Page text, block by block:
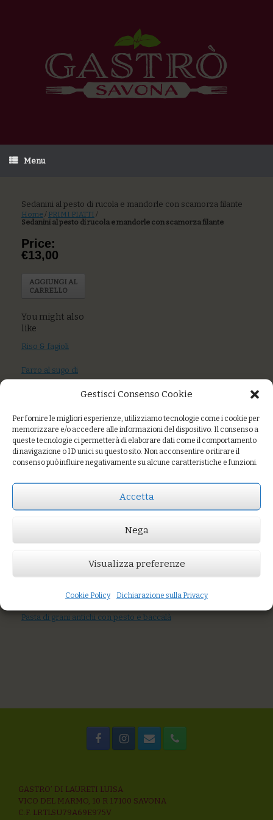
Gestisci Consenso Cookie
Per fornire le migliori esperienze, utilizziamo tecnologie come i cookie per
memorizzare e/o accedere alle informazioni del dispositivo. Il consenso a
queste tecnologie ci permetterà di elaborare dati come il comportamento
di navigazione o ID unici su questo sito. Non acconsentire o ritirare il
consenso può influire negativamente su alcune caratteristiche e funzioni.
Accetta
Nega
Visualizza preferenze
Cookie Policy Dichiarazione sulla Privacy
Menu
Sedanini al pesto di rucola e mandorle con scamorza filante
Home / PRIMI PIATTI /
Sedanini al pesto di rucola e mandorle con scamorza filante
Pasta di grani antichi con pesto e baccalà
Price:
€13,00
AGGIUNGI AL
CARRELLO
You might also
like
Riso & fagioli
Farro al sugo di
pesce azzurro,
Riso integrale con
crema di zucca,
semi tostati alla
paprika e
GASTRO’ DI LAURETI LUISA
VICO DEL MARMO, 10 R 17100 SAVONA
C.F. LRTLSU79A69E975V